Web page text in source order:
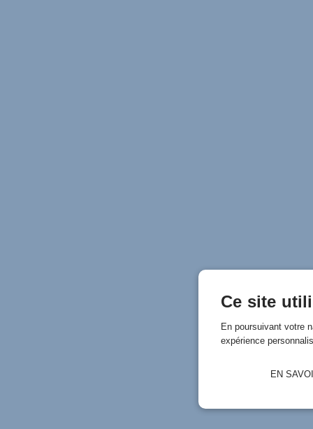
Ce site
En poursuivant votre
expérience
EN